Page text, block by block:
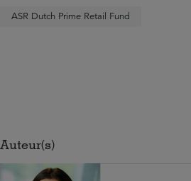
ASR Dutch Prime Retail Fund
Auteur(s)